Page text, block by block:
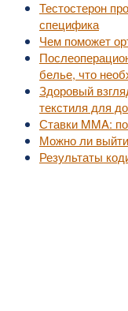
Тестостерон
специфика
Чем поможет
белье, что
Здоровый
текстиля для
Ставки MMA:
Можно ли
Результаты